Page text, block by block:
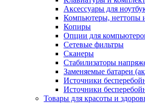
Аксессуары для
Компьютеры, неттопы
Копиры
Опции для
Сетевые фильтры
Сканеры
Стабилизаторы
Заменяемые батареи
Источники
Источники
Товары для красоты и